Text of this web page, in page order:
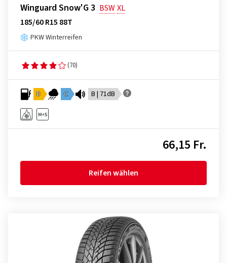
Winguard Snow'G 3 BSWXL
185/60 R15 88T
PKW Winterreifen
(70)
D C B | 71dB
66,15 Fr.
Reifen wählen